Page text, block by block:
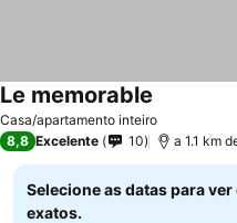
Casa/apartamento inteiro
Le memorable
8,8 Excelente 10 a 1.1 km
Selecione as datas para
exatos.